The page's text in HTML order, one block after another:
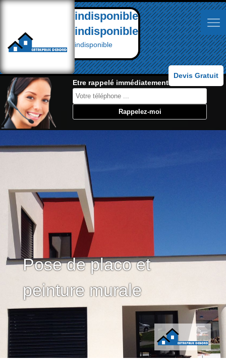
indisponible
indisponible
indisponible
Devis Gratuit
Etre rappelé immédiatement:
Pose de placo et
peinture murale